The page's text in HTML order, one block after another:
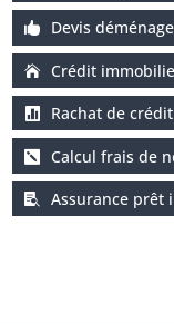
Devis
Crédit
Rachat de crédit
Calcul frais de
Assurance prêt